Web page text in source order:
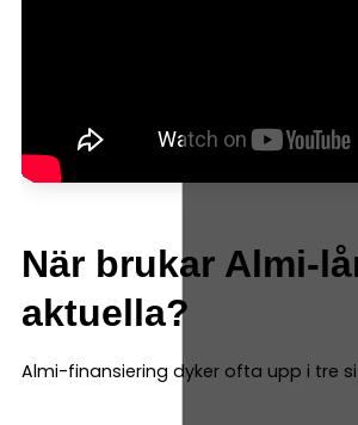
När brukar Almi-
aktuella?
Almi-finansiering dyker ofta upp i tre